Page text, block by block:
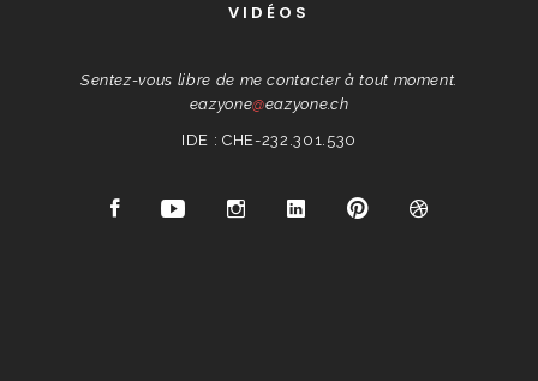
VIDÉOS
Sentez-vous libre de me contacter à tout moment.
eazyone@eazyone.ch
IDE : CHE-232.301.530